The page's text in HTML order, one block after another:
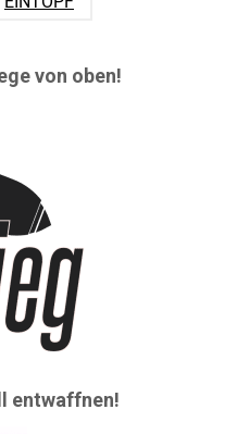
von oben!
entwaffnen!